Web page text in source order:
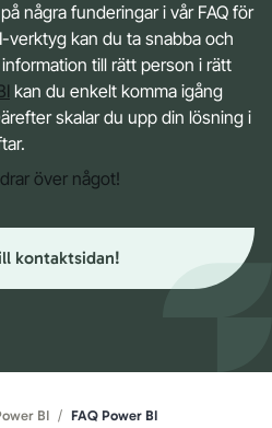
några funderingar i vår FAQ för
verktyg kan du ta snabba och
till rätt person i rätt
kan du enkelt komma igång
skalar du upp din lösning i
över något!
kontaktsidan!
BI / FAQ Power BI